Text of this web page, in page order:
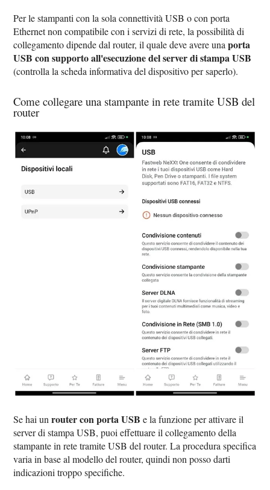
Per le stampanti con la sola connettività USB o con porta
Ethernet non compatibile con i servizi di rete, la possibilità di
collegamento dipende dal router, il quale deve avere unaporta
USB con supporto all'esecuzione del server di stampa USB
(controlla la scheda informativa del dispositivo per saperlo).
Come collegare una stampante in rete tramite USB del
router
Se hai unrouter con porta USB e la funzione per attivare il
server di stampa USB, puoi effettuare il collegamento della
stampante in rete tramite USB del router. La procedura specifica
varia in base al modello del router, quindi non posso darti
indicazioni troppo specifiche.